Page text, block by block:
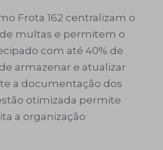
Frota 162 centralizam o
multas e permitem o
com até 40% de
armazenar e atualizar
a documentação dos
otimizada permite
a organização